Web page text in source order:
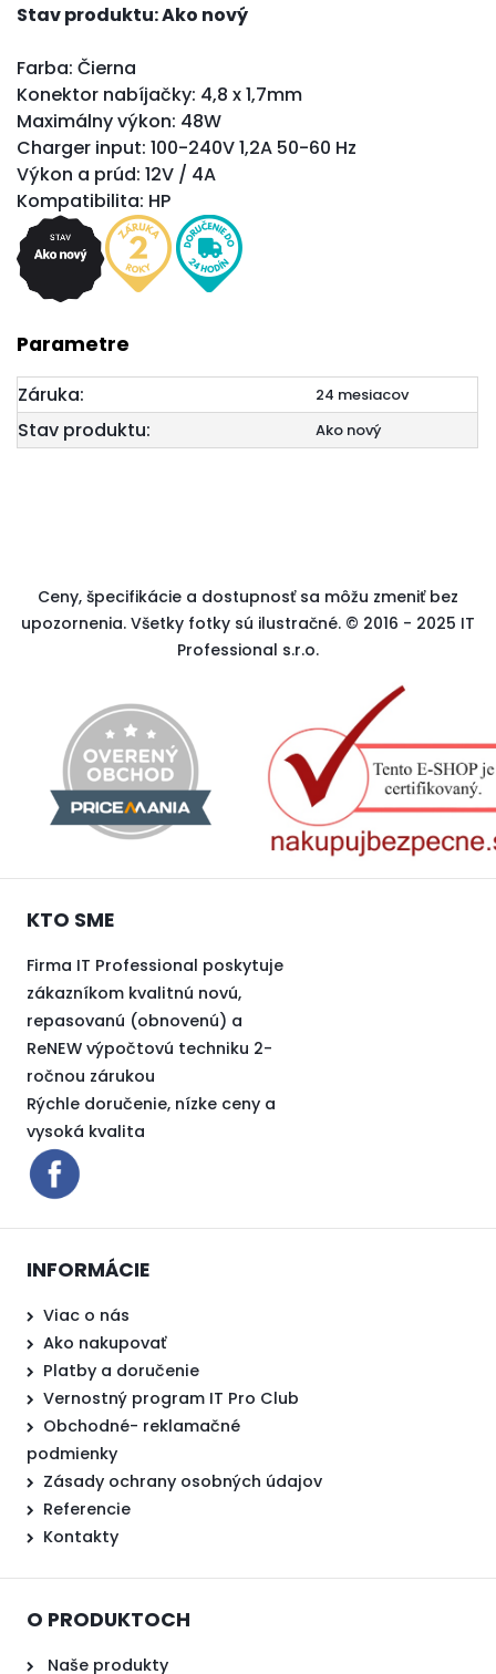
Stav produktu: Ako nový
Farba: Čierna
Konektor nabíjačky: 4,8 x 1,7mm
Maximálny výkon: 48W
Charger input: 100-240V 1,2A 50-60 Hz
Výkon a prúd: 12V / 4A
Kompatibilita: HP
Parametre
Záruka: 24 mesiacov
Stav produktu: Ako nový
Ceny, špecifikácie a dostupnosť sa môžu zmeniť bez
upozornenia. Všetky fotky sú ilustračné. © 2016 - 2025 IT
Professional s.r.o.
KTO SME
Firma IT Professional poskytuje
zákazníkom kvalitnú novú,
repasovanú (obnovenú) a
ReNEW výpočtovú techniku 2-
ročnou zárukou
Rýchle doručenie, nízke ceny a
vysoká kvalita
INFORMÁCIE
Viac o nás
Ako nakupovať
Platby a doručenie
Vernostný program IT Pro Club
Obchodné- reklamačné
podmienky
Zásady ochrany osobných údajov
Referencie
Kontakty
O PRODUKTOCH
Naše produkty